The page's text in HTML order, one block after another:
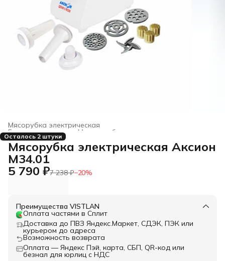
Мясорубка электрическая
Миксеры, блендеры, измельчители
Бытовая техника
Главная ›
Осталось 2 штуки
Мясорубка электрическая Аксион
М34.01
5 790 ₽7 238 ₽−20%
Преимущества VISTLAN
Оплата частями в Сплит
Доставка до ПВЗ Яндекс.Маркет, СДЭК, ПЭК или
курьером до адреса
Возможность возврата
Оплата — Яндекс Пэй, карта, СБП, QR-код или
безнал для юрлиц с НДС